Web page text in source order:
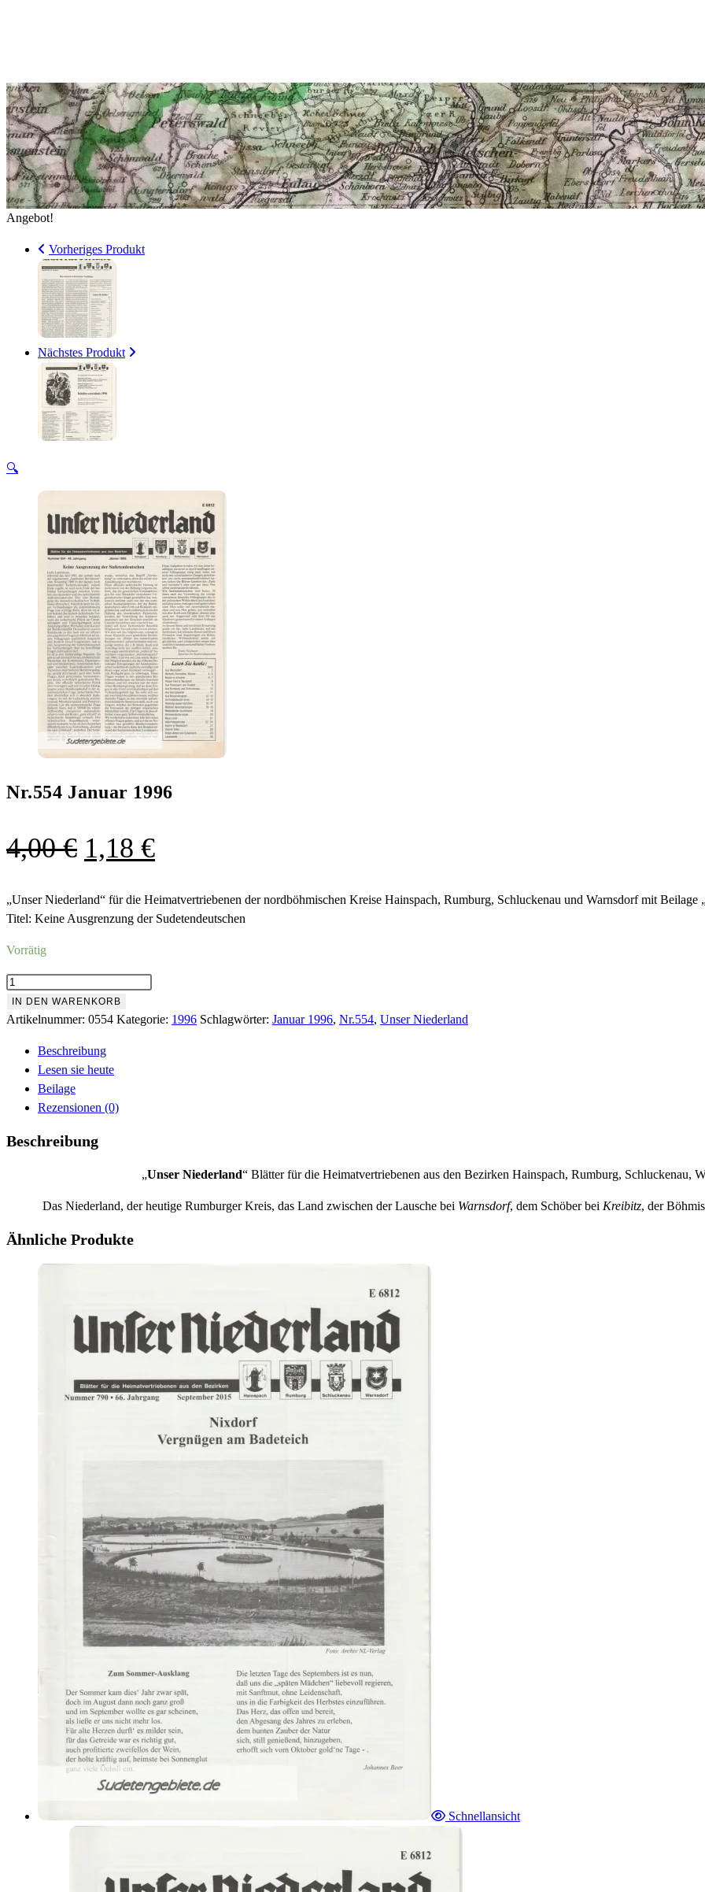
Angebot!
Vorheriges Produkt
Nächstes Produkt
🔍
Nr.554 Januar 1996
4,00€ Ursprünglicher
war:
4,00 €
1,18 €Aktueller
ist:
1,18 €.
„Unser Niederland“ für die Heimatvertriebenen der nordböhmischen Kreise Hainspach, Rumburg, Schluckenau und Warnsdorf mit Beilage
Titel: Keine Ausgrenzung der Sudetendeutschen
Vorrätig
Nr.554
Januar
1996
IN DEN WARENKORB
Artikelnummer: 0554 Kategorie: 1996 Schlagwörter: Januar 1996, Nr.554, Unser Niederland
Beschreibung
Lesen sie heute
Beilage
Rezensionen (0)
Beschreibung
„Unser Niederland“ Blätter für die Heimatvertriebenen aus den Bezirken Hainspach, Rumburg, Schluckenau,
Das Niederland, der heutige Rumburger Kreis, das Land zwischen der Lausche bei Warnsdorf, dem Schöber bei Kreibitz, der
Ähnliche Produkte
Schnellansicht